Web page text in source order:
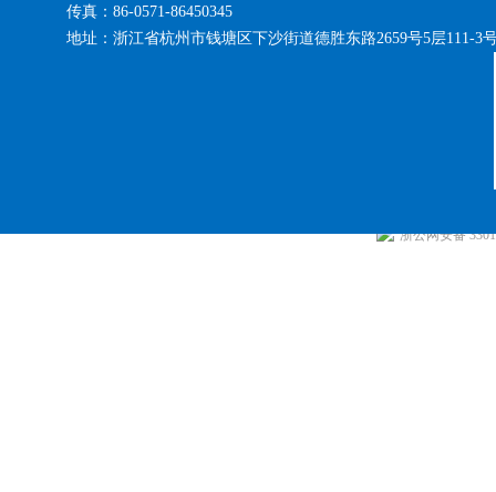
传真：86-0571-86450345
地址：浙江省杭州市钱塘区下沙街道德胜东路2659号5层111-3
浙公网安备